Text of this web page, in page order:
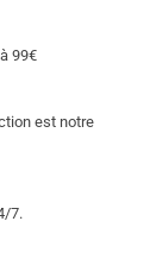
99€
est notre
7.